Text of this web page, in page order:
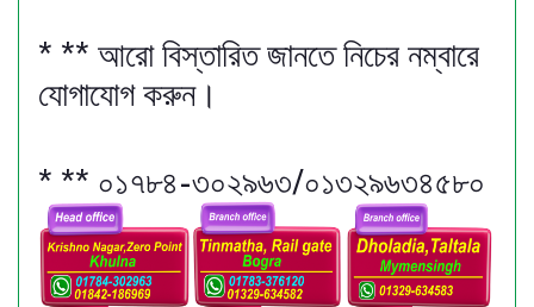
* ** আরো বিস্তারিত জানতে নিচের নম্বারে
যোগাযোগ করুন।
* ** ০১৭৮৪-৩০২৯৬৩/০১৩২৯৬৩৪৫৮০